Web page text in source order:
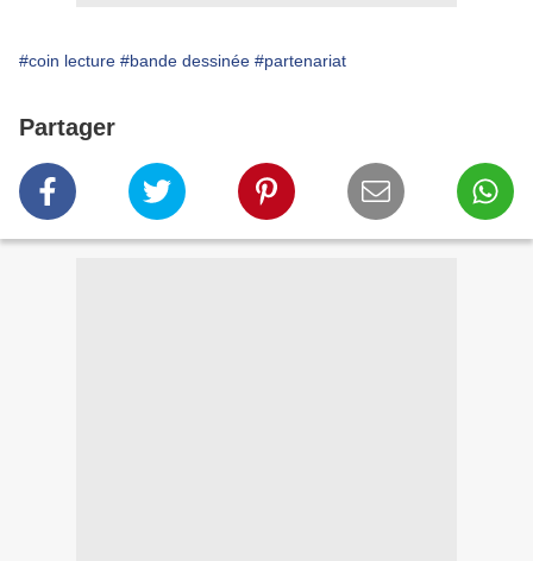
#coin lecture #bande dessinée #partenariat
Partager